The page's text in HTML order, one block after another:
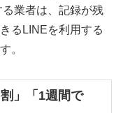
る業者は、記録が残
るLINEを利用する
。
」「1週間で